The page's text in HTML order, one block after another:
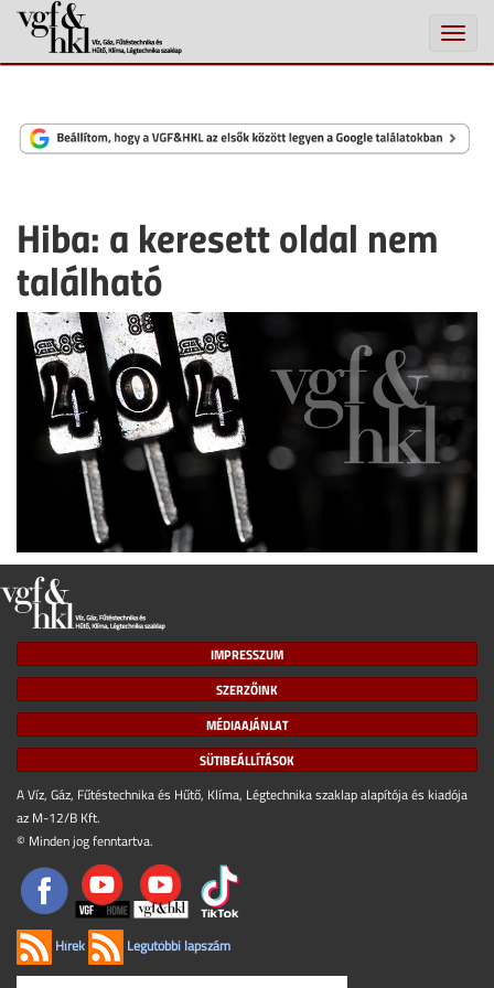
Toggle
Hiba: a keresett oldal nem
található
IMPRESSZUM
SZERZŐINK
MÉDIAAJÁNLAT
SÜTIBEÁLLÍTÁSOK
A Víz, Gáz, Fűtéstechnika és Hűtő, Klíma, Légtechnika szaklap alapítója és kiadója
az M-12/B Kft.
© Minden jog fenntartva.
Hírek Legutóbbi lapszám